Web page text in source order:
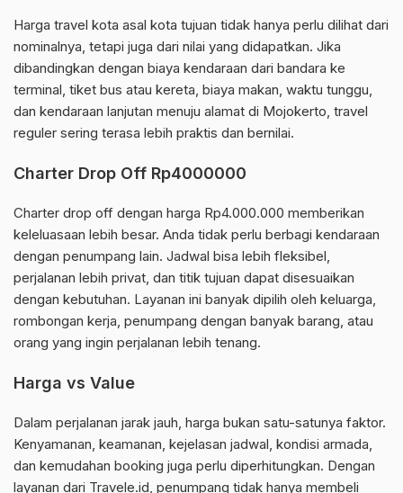
Harga travel kota asal kota tujuan tidak hanya perlu dilihat dari
nominalnya, tetapi juga dari nilai yang didapatkan. Jika
dibandingkan dengan biaya kendaraan dari bandara ke
terminal, tiket bus atau kereta, biaya makan, waktu tunggu,
dan kendaraan lanjutan menuju alamat di Mojokerto, travel
reguler sering terasa lebih praktis dan bernilai.
Charter Drop Off Rp4000000
Charter drop off dengan harga Rp4.000.000 memberikan
keleluasaan lebih besar. Anda tidak perlu berbagi kendaraan
dengan penumpang lain. Jadwal bisa lebih fleksibel,
perjalanan lebih privat, dan titik tujuan dapat disesuaikan
dengan kebutuhan. Layanan ini banyak dipilih oleh keluarga,
rombongan kerja, penumpang dengan banyak barang, atau
orang yang ingin perjalanan lebih tenang.
Harga vs Value
Dalam perjalanan jarak jauh, harga bukan satu-satunya faktor.
Kenyamanan, keamanan, kejelasan jadwal, kondisi armada,
dan kemudahan booking juga perlu diperhitungkan. Dengan
layanan dari Travele.id, penumpang tidak hanya membeli